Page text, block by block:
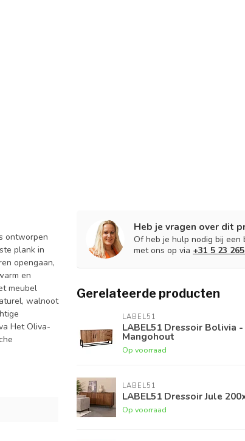
ontworpen
plank in
opengaan,
en
meubel
walnoot
Het Oliva-
Heb je vragen over dit
Of heb je hulp nodig bij
met ons op via +31 5 23
Gerelateerde producten
LABEL51
LABEL51 Dressoir Bolivia
Mangohout
Op voorraad
LABEL51
LABEL51 Dressoir Jule
Op voorraad